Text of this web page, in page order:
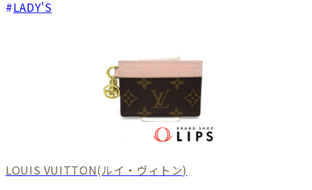
LADY'S
LOUIS VUITTON(ルイ・ヴィトン)